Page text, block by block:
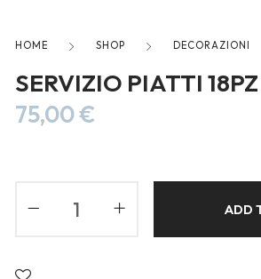
Privacy Policy
Community
Forums
HOME SHOP DECORAZIONI
SERVIZIO PIATTI
75,00€
ADD